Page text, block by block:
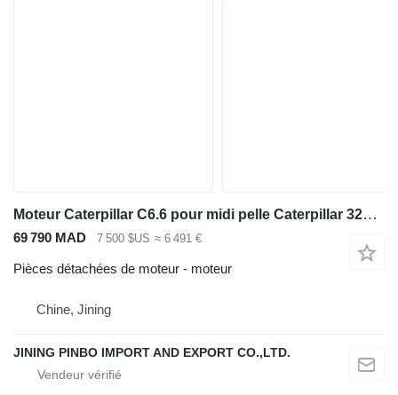
Moteur Caterpillar C6.6 pour midi pelle Caterpillar 324ELN
69 790 MAD 7 500 $US ≈ 6 491 €
Pièces détachées de moteur - moteur
Chine, Jining
JINING PINBO IMPORT AND EXPORT CO.,LTD.